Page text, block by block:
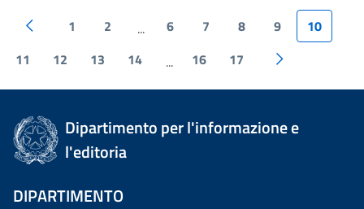
1 2 ... 6 7 8 9
10
11
12 13 14 ... 16 17
Dipartimento per l'informazione e
l'editoria
DIPARTIMENTO